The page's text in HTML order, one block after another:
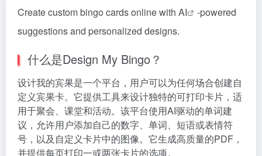
Create custom bingo cards online with AI
-powered
suggestions and personalized designs.
什么是Design My Bingo？
设计我的宾果是一个平台，用户可以为任何场合创建自
定义宾果卡。它提供工具来设计独特的可打印卡片，适
用于聚会、课堂和活动。该平台使用AI驱动的单词建
议，允许用户添加自己的数字、单词、短语或表情符
号，以及自定义卡片中的图像。它生成高质量的PDF，
并提供每页打印一或两张卡片的选项。